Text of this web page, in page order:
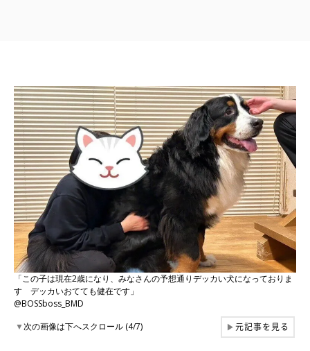
「この子は現在2歳になり、みなさんの予想通りデッカい犬になっておりま
す デッカいおてても健在です」
@BOSSboss_BMD
▼次の画像は下へスクロール (4/7) ▶元記事を見る